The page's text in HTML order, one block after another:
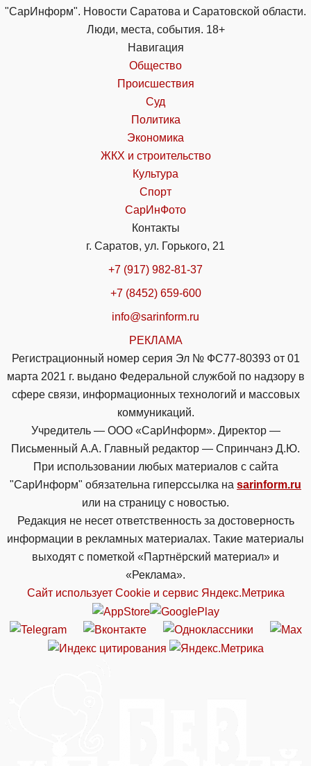
"СарИнформ". Новости Саратова и Саратовской области.
Люди, места, события. 18+
Навигация
Общество
Происшествия
Суд
Политика
Экономика
ЖКХ и строительство
Культура
Спорт
СарИнФото
Контакты
г. Саратов, ул. Горького, 21
+7 (917) 982-81-37
+7 (8452) 659-600
info@sarinform.ru
РЕКЛАМА
Регистрационный номер серия Эл № ФС77-80393 от 01
марта 2021 г. выдано Федеральной службой по надзору в
сфере связи, информационных технологий и массовых
коммуникаций.
Учредитель — ООО «СарИнформ». Директор —
Письменный А.А. Главный редактор — Спринчанэ Д.Ю.
При использовании любых материалов с сайта
"СарИнформ" обязательна гиперссылка на sarinform.ru
или на страницу с новостью.
Редакция не несет ответственность за достоверность
информации в рекламных материалах. Такие материалы
выходят с пометкой «Партнёрский материал» и
«Реклама».
Сайт использует Cookie и сервиc Яндекс.Метрика